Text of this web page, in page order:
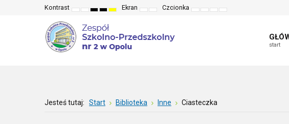
Kontrast
Default
NightHigh
black
white
mode
High
black
yellow
mode
High
mode
Ekran
FixedWide
Czcionka
SetSetMake
Set
start
Jesteś tutaj: Start Biblioteka Inne Ciasteczka